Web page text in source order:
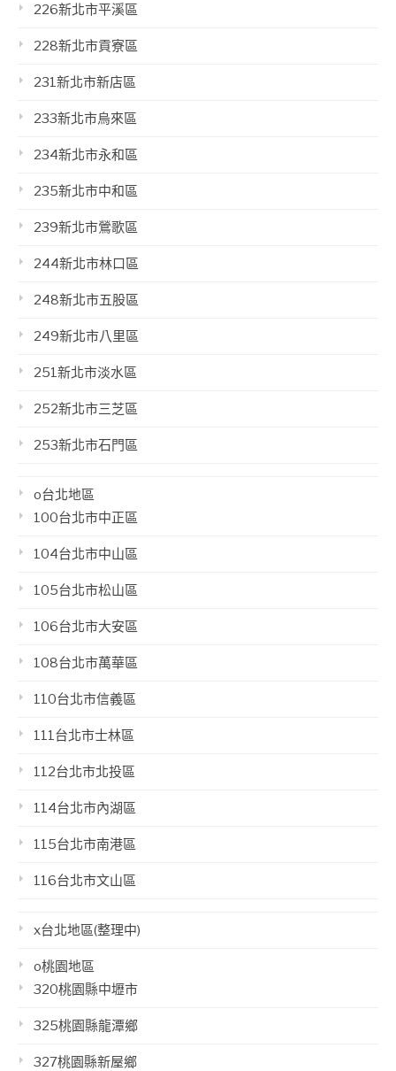
226新北市平溪區
228新北市貢寮區
231新北市新店區
233新北市烏來區
234新北市永和區
235新北市中和區
239新北市鶯歌區
244新北市林口區
248新北市五股區
249新北市八里區
251新北市淡水區
252新北市三芝區
253新北市石門區
o台北地區
100台北市中正區
104台北市中山區
105台北市松山區
106台北市大安區
108台北市萬華區
110台北市信義區
111台北市士林區
112台北市北投區
114台北市內湖區
115台北市南港區
116台北市文山區
x台北地區(整理中)
o桃園地區
320桃園縣中壢市
325桃園縣龍潭鄉
327桃園縣新屋鄉